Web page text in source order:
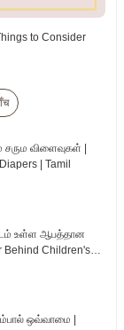
to Consider
சரும விளைவுகள் |
| Tamil
உள்ள ஆபத்தான
Behind Children's
ஒவ்வாமை |